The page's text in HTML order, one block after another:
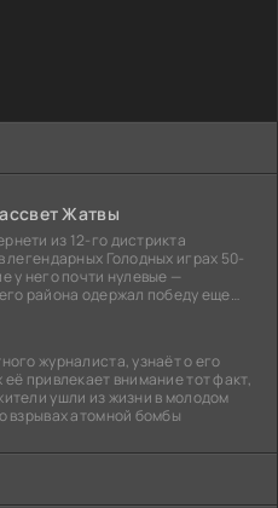
Жатвы
из 12-го дистрикта
легендарных Голодных играх 50-
у него почти нулевые —
района одержал победу еще
журналиста, узнаёт о его
привлекает внимание тот факт,
ушли из жизни в молодом
взрывах атомной бомбы